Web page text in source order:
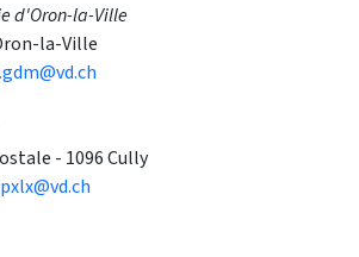
d'Oron-la-Ville
la-Ville
- 1096 Cully